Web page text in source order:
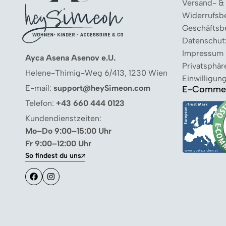
Ayca Asena Asenov e.U.
Helene-Thimig-Weg 6/413, 1230 Wien
E-mail: support@heySimeon.com
Telefon: +43 660 444 0123
Kundendienstzeiten:
Mo–Do 9:00–15:00 Uhr
Fr 9:00–12:00 Uhr
So findest du uns
Versand-
Impressum
E-